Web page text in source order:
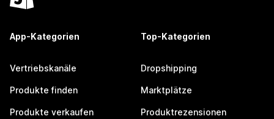
App-Kategorien
Vertriebskanäle
Produkte finden
Produkte verkaufen
Top-Kategorien
Dropshipping
Marktplätze
Produktrezensionen